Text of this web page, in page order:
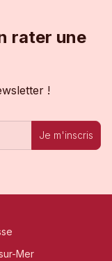
rater une
!
Je m'inscris
Mer